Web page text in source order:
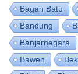
Bagan Batu
Bandung
Banjarnegara
Bawen